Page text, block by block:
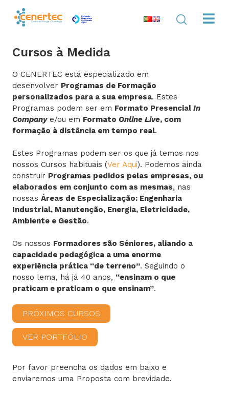
Cursos à Medida
O CENERTEC está especializado em
desenvolver Programas de Formação
personalizados para a sua empresa. Estes
Programas podem ser em Formato Presencial In
Companye/ou em Formato Online Live, com
formação à distância em tempo real.
Estes Programas podem ser os que já temos nos
nossos Cursos habituais (Ver Aqui). Podemos ainda
construir Programas pedidos pelas empresas, ou
elaborados em conjunto com as mesmas, nas
nossas Áreas de Especialização: Engenharia
Industrial, Manutenção, Energia, Eletricidade,
Ambiente e Gestão.
Os nossos Formadores são Séniores, aliando a
capacidade pedagógica a uma enorme
experiência prática “de terreno”. Seguindo o
nosso lema, há já 40 anos, “ensinam o que
praticam e praticam o que ensinam”.
PRÓXIMOS CURSOS
VER PORTFÓLIO
Por favor preencha os dados em baixo e
enviaremos uma Proposta com brevidade.